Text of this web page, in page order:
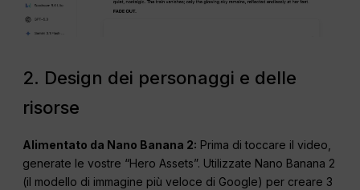
2. Design dei personaggi e delle
risorse
Alimentato da Nano Banana 2: Prima di toccare il video,
generate le vostre “Hero Assets”. Utilizzate Nano Banana 2
(il modello di immagine più veloce di Google) per creare 3